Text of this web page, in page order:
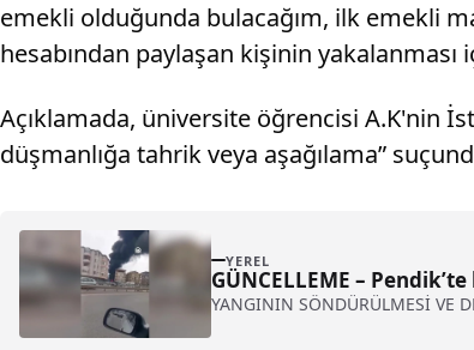
emekli olduğunda bulacağım, ilk emekli
hesabından paylaşan kişinin yakalanması
Açıklamada, üniversite öğrencisi A.K'nin
düşmanlığa tahrik veya aşağılama”
YEREL
GÜNCELLEME –
YANGININ SÖNDÜRÜLMESİ VE